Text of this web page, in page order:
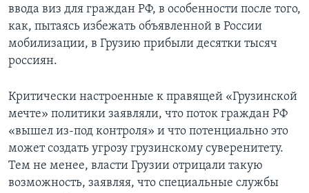
ввода виз для граждан РФ, в особенности после того,
как, пытаясь избежать объявленной в России
мобилизации, в Грузию прибыли десятки тысяч
россиян.
Критически настроенные к правящей «Грузинской
мечте» политики заявляли, что поток граждан РФ
«вышел из-под контроля» и что потенциально это
может создать угрозу грузинскому суверенитету.
Тем не менее, власти Грузии отрицали такую
возможность, заявляя, что специальные службы